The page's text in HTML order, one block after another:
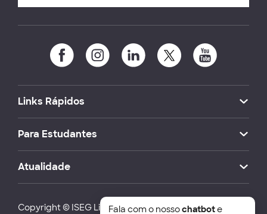
Links Rápidos
Para Estudantes
Atualidade
Copyright © ISEG Lisbon School of Economics and
Fala com o nossochatbote